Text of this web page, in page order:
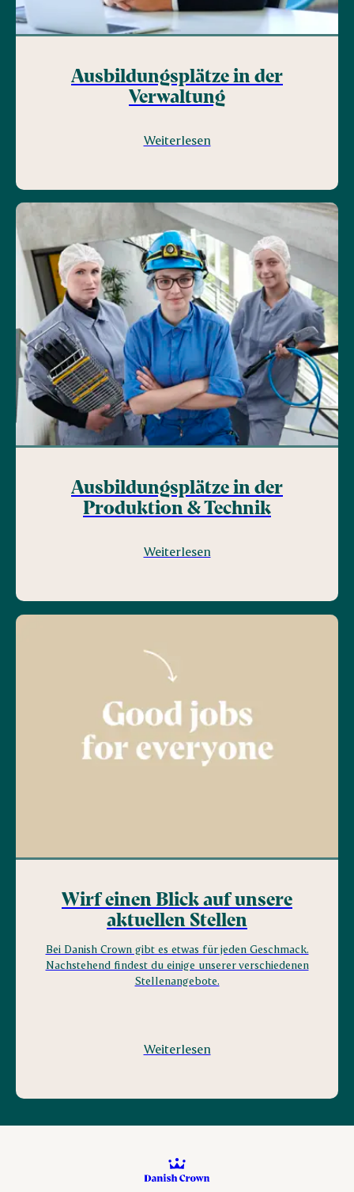
Ausbildungsplätze in der
Verwaltung
Weiterlesen
Ausbildungsplätze in der
Produktion & Technik
Weiterlesen
Wirf einen Blick auf unsere
aktuellen Stellen
Bei Danish Crown gibt es etwas für jeden Geschmack.
Nachstehend findest du einige unserer verschiedenen
Stellenangebote.
Weiterlesen